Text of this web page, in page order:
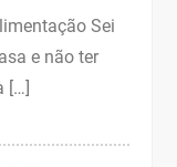
Sei
e não ter
[…]